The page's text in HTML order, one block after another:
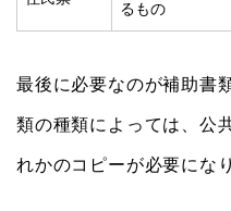
るもの
最後に必要なのが補助書
類の種類によっては、公
れかのコピーが必要にな